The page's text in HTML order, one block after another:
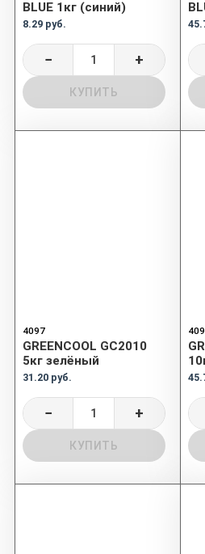
BLUE 1кг (синий)
8.29 руб.
− +
КУПИТЬ
4097
GREENCOOL GC2010
5кг зелёный
31.20 руб.
− +
КУПИТЬ